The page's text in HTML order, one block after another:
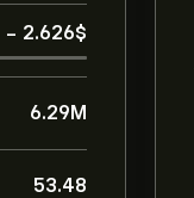
- 2.626‎$‎
6.29M
53.48